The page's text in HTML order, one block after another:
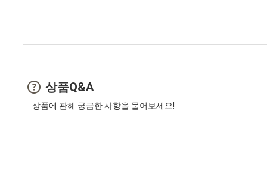
상품Q&A
상품에 관해 궁금한 사항을 물어보세요!